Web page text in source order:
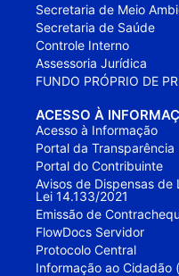
Secretaria de Meio
Secretaria de Saúde
Controle Interno
Assessoria Jurídica
FUNDO PRÓPRIO DE
ACESSO À
Acesso à Informação
Portal da Transparência
Portal do Contribuinte
Avisos de Dispensas
Lei 14.133/2021
Emissão de
FlowDocs Servidor
Protocolo Central
Informação ao Cidadão